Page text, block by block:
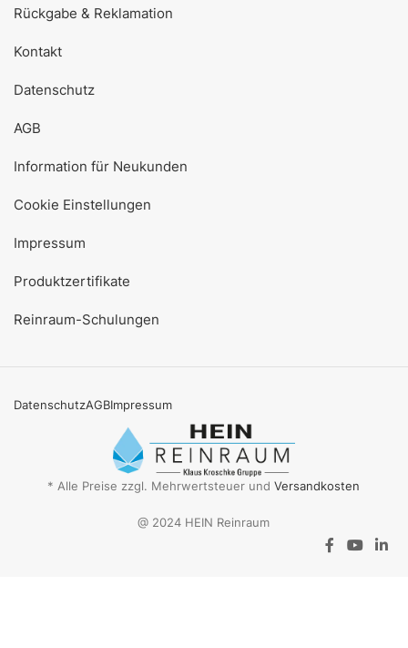
Rückgabe & Reklamation
Kontakt
Datenschutz
AGB
Information für Neukunden
Cookie Einstellungen
Impressum
Produktzertifikate
Reinraum-Schulungen
DatenschutzAGBImpressum
* Alle Preise zzgl. Mehrwertsteuer undVersandkosten
@ 2024 HEIN Reinraum